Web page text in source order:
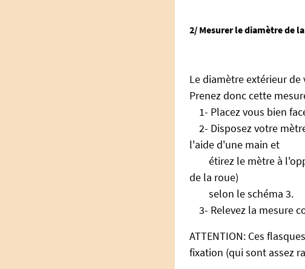
2/ Mesurer le diamètre de
Le diamètre extérieur
Prenez donc cette
1- Placez vous bien
2- Disposez votre
l'aide d'une main et
étirez le mètre à
de la roue)
selon le schéma 3.
3- Relevez la mesure
ATTENTION: Ces
fixation (qui sont assez